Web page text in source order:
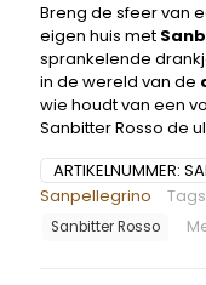
Breng de sfeer van
eigen huis met
sprankelende
in de wereld van de
wie houdt van een
Sanbitter Rosso de
ARTIKELNUMMER:
Sanpellegrino
Sanbitter Rosso